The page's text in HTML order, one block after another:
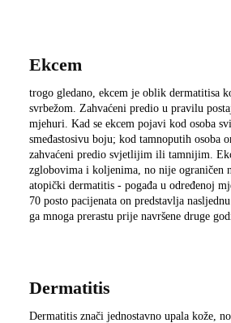
Ekcem
trogo gledano, ekcem je oblik dermatitisa
svrbežom. Zahvaćeni predio u pravilu
mjehuri. Kad se ekcem pojavi kod osoba
smeđastosivu boju; kod tamnoputih
zahvaćeni predio svjetlijim ili tamnijim.
zglobovima i koljenima, no nije ograničen
atopički dermatitis - pogađa u određenoj
70 posto pacijenata on predstavlja
ga mnoga prerastu prije navršene druge
Dermatitis
Dermatitis znači jednostavno upala kože,